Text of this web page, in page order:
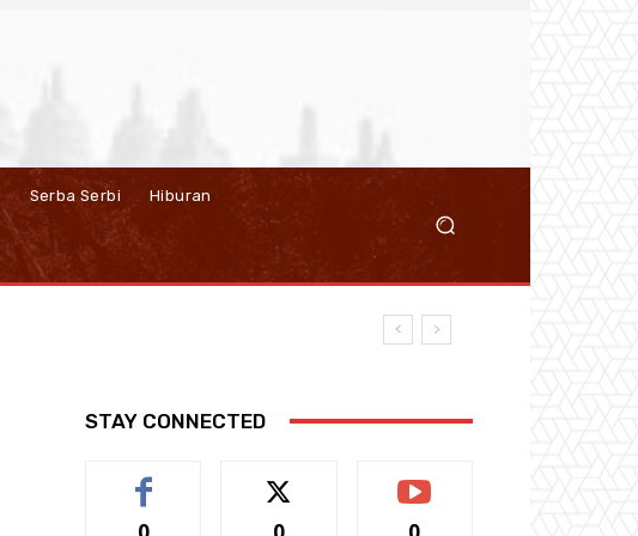
Serba Serbi Hiburan
STAY CONNECTED